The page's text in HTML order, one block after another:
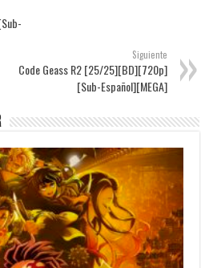
Siguiente
Code Geass R2 [25/25][BD][720p]
[Sub-Español][MEGA]